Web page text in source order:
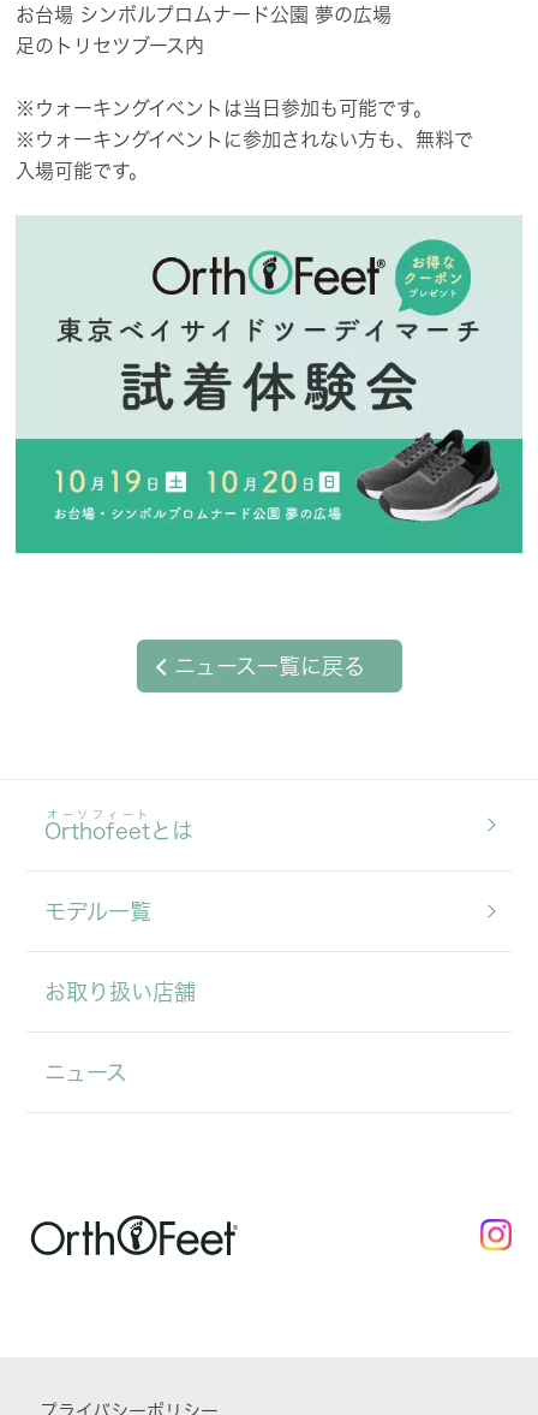
お台場 シンボルプロムナード公園 夢の​広場
足の​トリセツブース内
※ウォーキングイベントは​当日参加も​可能です。
※ウォーキングイベントに​参加されない​方も、​無料で​
入場可能です。​
ニュース一覧に戻る
Orthofeet
オーソフィート
とは
モデル一覧
お取り扱い店舗
ニュース
プライバシーポリシー